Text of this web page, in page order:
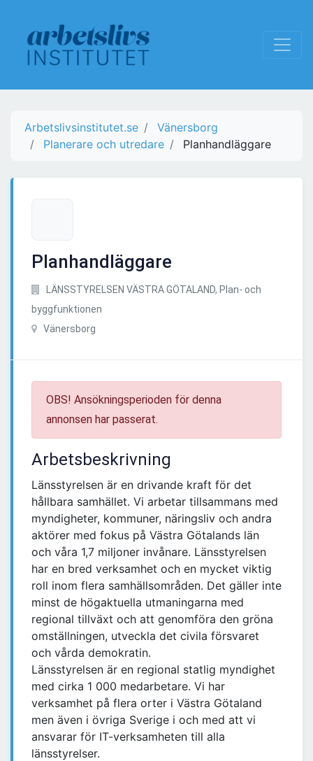
Arbetslivsinstitutet.se
Vänersborg
Planerare och utredare
Planhandläggare
Planhandläggare
LÄNSSTYRELSEN VÄSTRA GÖTALAND, Plan- och
byggfunktionen
Vänersborg
OBS! Ansökningsperioden för denna
annonsen har passerat.
Arbetsbeskrivning
Länsstyrelsen är en drivande kraft för det
hållbara samhället. Vi arbetar tillsammans med
myndigheter, kommuner, näringsliv och andra
aktörer med fokus på Västra Götalands län
och våra 1,7 miljoner invånare. Länsstyrelsen
har en bred verksamhet och en mycket viktig
roll inom flera samhällsområden. Det gäller inte
minst de högaktuella utmaningarna med
regional tillväxt och att genomföra den gröna
omställningen, utveckla det civila försvaret
och vårda demokratin.
Länsstyrelsen är en regional statlig myndighet
med cirka 1 000 medarbetare. Vi har
verksamhet på flera orter i Västra Götaland
men även i övriga Sverige i och med att vi
ansvarar för IT-verksamheten till alla
länsstyrelser.